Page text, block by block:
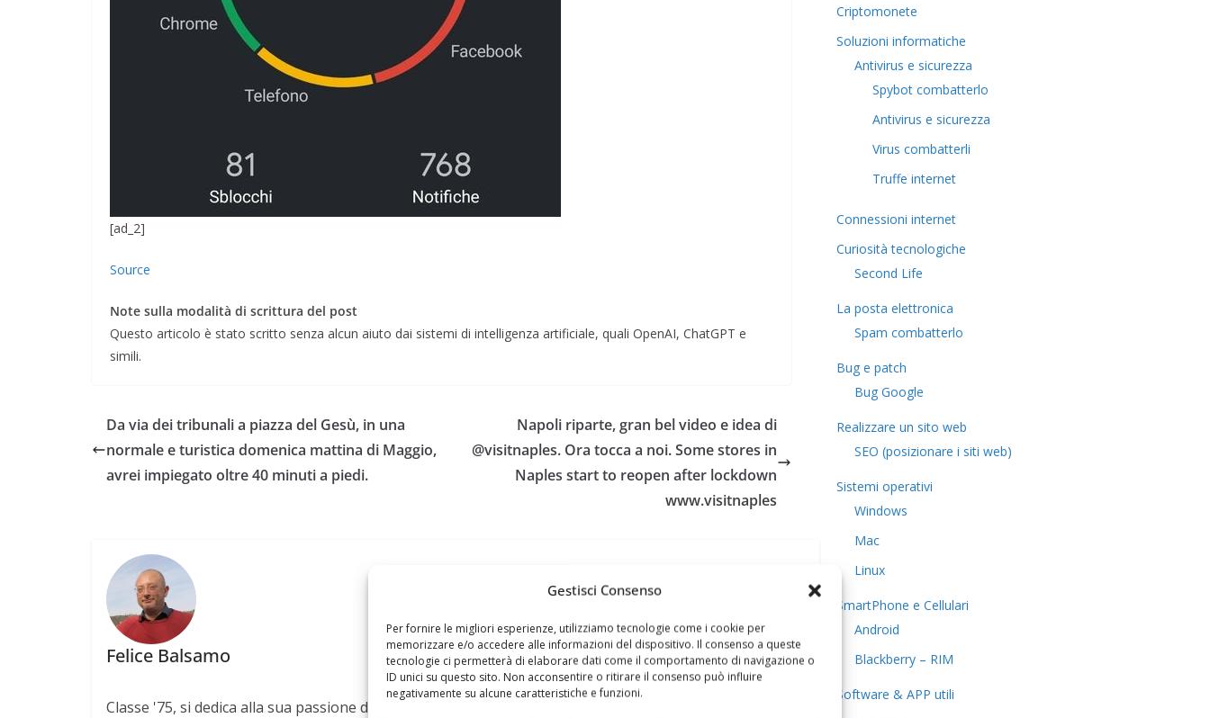
Gestisci Consenso
Per fornire le migliori esperienze, utilizziamo tecnologie come i cookie per
memorizzare e/o accedere alle informazioni del dispositivo. Il consenso a queste
tecnologie ci permetterà di elaborare dati come il comportamento di navigazione o
ID unici su questo sito. Non acconsentire o ritirare il consenso può influire
negativamente su alcune caratteristiche e funzioni.
[ad_2]
Source
Note sulla modalità di scrittura del post
Questo articolo è stato scritto senza alcun aiuto dai sistemi di intelligenza artificiale, quali OpenAI, ChatGPT e
simili.
Da via dei tribunali a piazza del Gesù, in una
normale e turistica domenica mattina di Maggio,
avrei impiegato oltre 40 minuti a piedi.
Napoli riparte, gran bel video e idea di
@visitnaples. Ora tocca a noi. Some stores in
Naples start to reopen after lockdown
www.visitnaples
Felice Balsamo
Classe '75, si dedica alla sua passione di sempre, l’informatica. Inizia la sua attività nel 1998 gestendo un
Criptomonete
Soluzioni informatiche
Antivirus e sicurezza
Spybot combatterlo
Antivirus e sicurezza
Virus combatterli
Truffe internet
Connessioni internet
Curiosità tecnologiche
​Second Life
La posta elettronica
Spam combatterlo
Bug e patch
Bug Google
Realizzare un sito web
SEO (posizionare i siti web)
Sistemi operativi
Windows
Mac
Linux
SmartPhone e Cellulari
Android
Blackberry – RIM
Software & APP utili